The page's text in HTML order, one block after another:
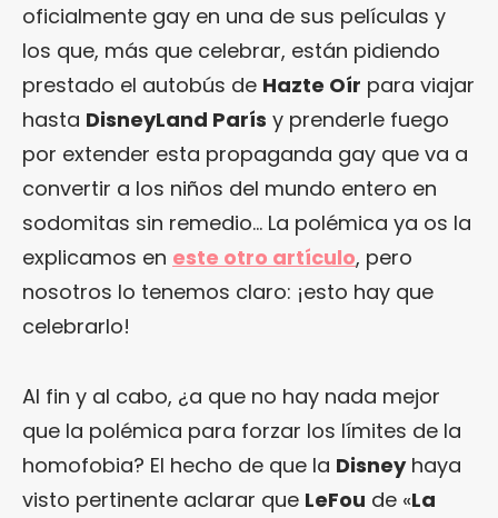
oficialmente gay en una de sus películas y
los que, más que celebrar, están pidiendo
prestado el autobús de Hazte Oír para viajar
hasta DisneyLand París y prenderle fuego
por extender esta propaganda gay que va a
convertir a los niños del mundo entero en
sodomitas sin remedio… La polémica ya os la
explicamos en este otro artículo, pero
nosotros lo tenemos claro: ¡esto hay que
celebrarlo!
Al fin y al cabo, ¿a que no hay nada mejor
que la polémica para forzar los límites de la
homofobia? El hecho de que la Disneyhaya
visto pertinente aclarar que LeFou de «La